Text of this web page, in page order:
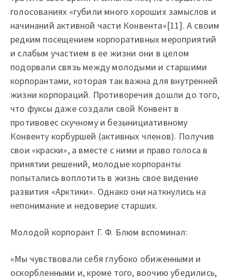
голосованиях «губили много хороших замыслов и
начинаний активной части Конвента»[11]. А своим
редким посещением корпоративных мероприятий
и слабым участием в ее жизни они в целом
подорвали связь между молодыми и старшими
корпорантами, которая так важна для внутренней
жизни корпораций. Противоречия дошли до того,
что фуксы даже создали свой Конвент в
противовес скучному и безынициативному
Конвенту корбуршей (активных членов). Получив
свои «краски», а вместе с ними и право голоса в
принятии решений, молодые корпоранты
попытались воплотить в жизнь свое видение
развития «Арктики». Однако они наткнулись на
непонимание и недоверие старших.
Молодой корпорант Г. Ф. Блюм вспоминал:
«Мы чувствовали себя глубоко обиженными и
оскорбленными и, кроме того, воочию убедились,